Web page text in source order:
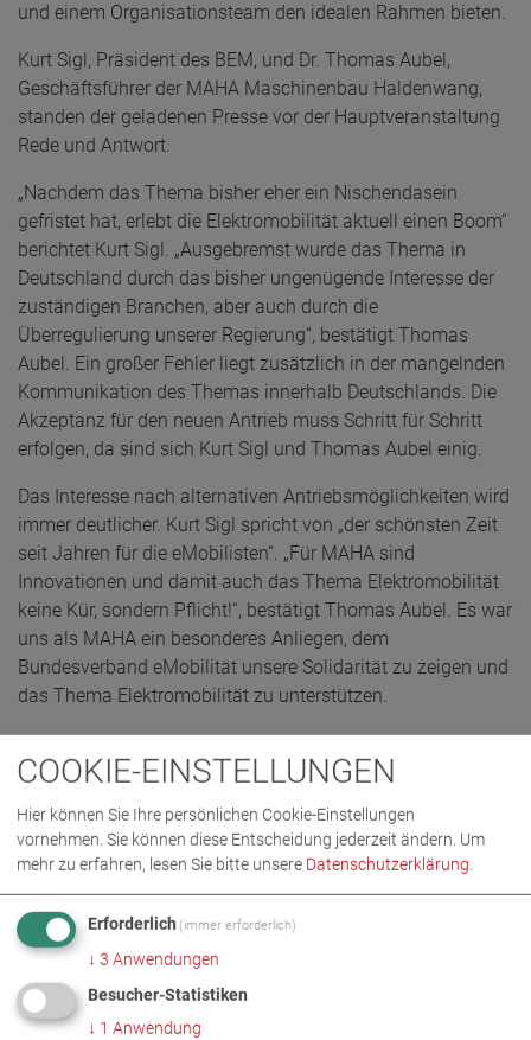
und einem Organisationsteam den idealen Rahmen bieten.
Kurt Sigl, Präsident des BEM, und Dr. Thomas Aubel,
Geschäftsführer der MAHA Maschinenbau Haldenwang,
standen der geladenen Presse vor der Hauptveranstaltung
Rede und Antwort.
„Nachdem das Thema bisher eher ein Nischendasein
gefristet hat, erlebt die Elektromobilität aktuell einen Boom“
berichtet Kurt Sigl. „Ausgebremst wurde das Thema in
Deutschland durch das bisher ungenügende Interesse der
zuständigen Branchen, aber auch durch die
Überregulierung unserer Regierung“, bestätigt Thomas
Aubel. Ein großer Fehler liegt zusätzlich in der mangelnden
Kommunikation des Themas innerhalb Deutschlands. Die
Akzeptanz für den neuen Antrieb muss Schritt für Schritt
erfolgen, da sind sich Kurt Sigl und Thomas Aubel einig.
Das Interesse nach alternativen Antriebsmöglichkeiten wird
immer deutlicher. Kurt Sigl spricht von „der schönsten Zeit
seit Jahren für die eMobilisten“. „Für MAHA sind
Innovationen und damit auch das Thema Elektromobilität
keine Kür, sondern Pflicht!“, bestätigt Thomas Aubel. Es war
uns als MAHA ein besonderes Anliegen, dem
Bundesverband eMobilität unsere Solidarität zu zeigen und
das Thema Elektromobilität zu unterstützen.
COOKIE-EINSTELLUNGEN
Hier können Sie Ihre persönlichen Cookie-Einstellungen
vornehmen. Sie können diese Entscheidung jederzeit ändern. Um
mehr zu erfahren, lesen Sie bitte unsere Datenschutzerklärung.
Erforderlich (immer erforderlich)
↓ 3 Anwendungen
Besucher-Statistiken
↓ 1 Anwendung